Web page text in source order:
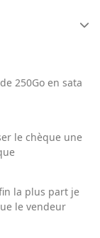
250Go en sata
le chèque une
la plus part je
le vendeur